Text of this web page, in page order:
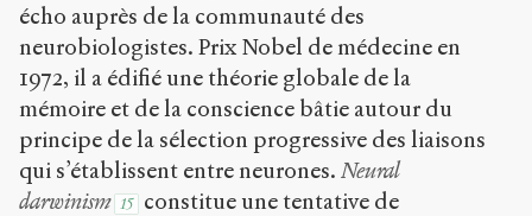
écho auprès de la communauté des
neurobiologistes. Prix Nobel de médecine en
1972, il a édifié une théorie globale de la
mémoire et de la conscience bâtie autour du
principe de la sélection progressive des liaisons
qui s’établissent entre neurones. Neural
darwinism 15
constitue une tentative de